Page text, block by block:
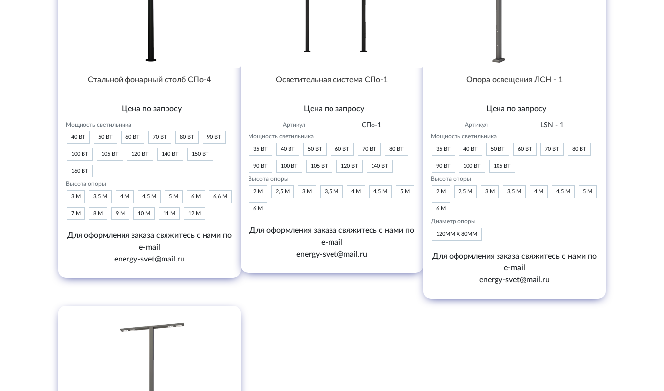
Стальной фонарный столб СПо-4
Цена по запросу
Мощность светильника
40 ВТ 50 ВТ 60 ВТ 70 ВТ 80 ВТ 90 ВТ
100 ВТ 105 ВТ 120 ВТ 140 ВТ 150 ВТ
160 ВТ
Высота опоры
3 М 3,5 М 4 М 4,5 М 5 М 6 М 6,6 М
7 М 8 М 9 М 10 М 11 М 12 М
Для оформления заказа свяжитесь с нами по
e-mail
energy-svet@mail.ru
Осветительная система СПо-1
Цена по запросу
Артикул СПо-1
Мощность светильника
35 ВТ 40 ВТ 50 ВТ 60 ВТ 70 ВТ 80 ВТ
90 ВТ 100 ВТ 105 ВТ 120 ВТ 140 ВТ
Высота опоры
2 М 2,5 М 3 М 3,5 М 4 М 4,5 М 5 М
6 М
Для оформления заказа свяжитесь с нами по
e-mail
energy-svet@mail.ru
Опора освещения ЛСН - 1
Цена по запросу
Артикул LSN - 1
Мощность светильника
35 ВТ 40 ВТ 50 ВТ 60 ВТ 70 ВТ 80 ВТ
90 ВТ 100 ВТ 105 ВТ
Высота опоры
2 М 2,5 М 3 М 3,5 М 4 М 4,5 М 5 М
6 М
Диаметр опоры
120ММ Х 80ММ
Для оформления заказа свяжитесь с нами по
e-mail
energy-svet@mail.ru